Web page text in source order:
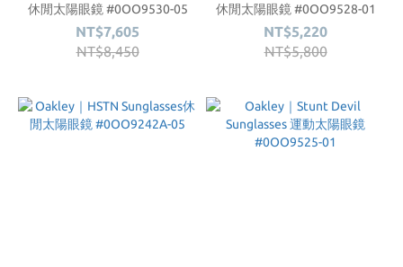
休閒太陽眼鏡 #0OO9530-05
NT$7,605
NT$8,450
休閒太陽眼鏡 #0OO9528-01
NT$5,220
NT$5,800